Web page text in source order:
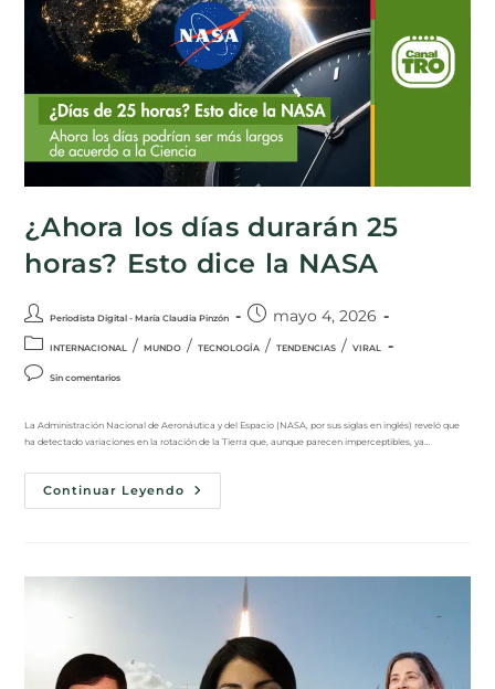
¿Ahora los días durarán 25
horas? Esto dice la NASA
Periodista Digital - María Claudia Pinzón mayo 4, 2026
INTERNACIONAL / MUNDO / TECNOLOGÍA / TENDENCIAS / VIRAL
Sin comentarios
La Administración Nacional de Aeronáutica y del Espacio (NASA, por sus siglas en inglés) reveló que
ha detectado variaciones en la rotación de la Tierra que, aunque parecen imperceptibles, ya…
Continuar Leyendo